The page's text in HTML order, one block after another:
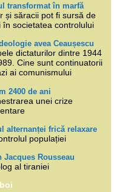
transformat în marfă
și săracii pot fi sursă de
în societatea controlului
avea Ceaușescu
dictaturilor dintre 1944
Cine sunt continuatorii
ai comunismului
2400 de ani
unei crize
alternanței frică relaxare
populației
Jacques Rousseau
al tiraniei